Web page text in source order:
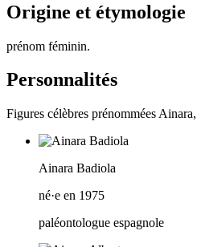
Origine et étymologie
prénom féminin.
Personnalités
Figures célèbres prénommées Ainara
Ainara Badiola
né·e en 1975
paléontologue espagnole